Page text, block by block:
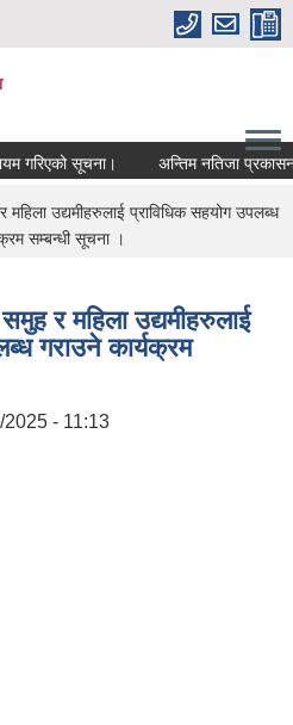
सूचना। अन्तिम नतिजा प्रकासन
उद्यमीहरुलाई प्राविधिक सहयोग उपलब्ध
सम्बन्धी सूचना ।
र महिला उद्यमीहरुलाई
गराउने कार्यक्रम
- 11:13